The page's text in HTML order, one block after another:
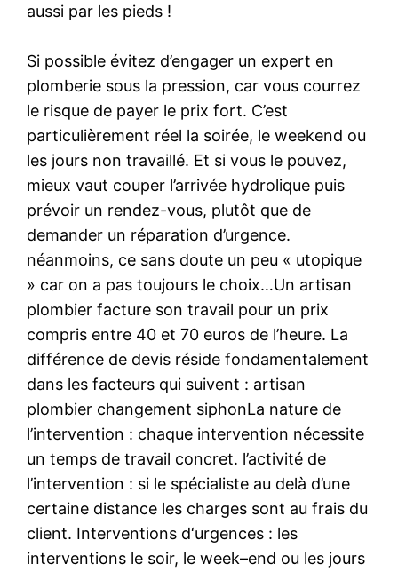
aussi par les pieds !
Si possible évitez d’engager un expert en
plomberie sous la pression, car vous courrez
le risque de payer le prix fort. C’est
particulièrement réel la soirée, le weekend ou
les jours non travaillé. Et si vous le pouvez,
mieux vaut couper l’arrivée hydrolique puis
prévoir un rendez-vous, plutôt que de
demander un réparation d’urgence.
néanmoins, ce sans doute un peu « utopique
» car on a pas toujours le choix…Un artisan
plombier facture son travail pour un prix
compris entre 40 et 70 euros de l’heure. La
différence de devis réside fondamentalement
dans les facteurs qui suivent : artisan
plombier changement siphonLa nature de
l’intervention : chaque intervention nécessite
un temps de travail concret. l’activité de
l’intervention : si le spécialiste au delà d’une
certaine distance les charges sont au frais du
client. Interventions d‘urgences : les
interventions le soir, le week–end ou les jours